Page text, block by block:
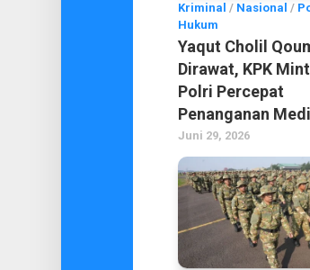
Kriminal / Nasional /
Hukum
Yaqut Cholil
Dirawat, KPK
Polri Percepat
Penanganan
Juni 29, 2026